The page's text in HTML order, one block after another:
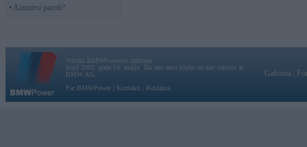
• Aizmirsi paroli?
Vortāls BMWPower.lv darbojas
kopš 2002. gada 14. maija. Tas nav auto klubs un nav saistīts ar
BMW AG.
Par BMWPower
Kontakti Reklāma
Galvena